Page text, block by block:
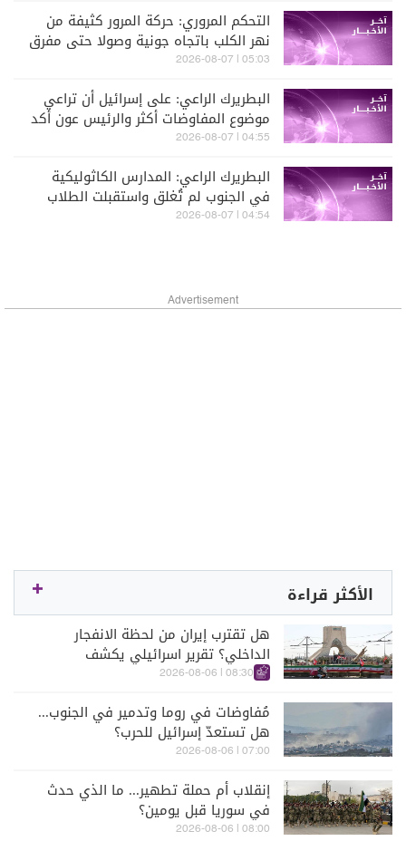
التحكم المروري: حركة المرور كثيفة من
نهر الكلب باتجاه جونية وصولا حتى مفرق
غزير
05:03 | 2026-08-07
البطريرك الراعي: على إسرائيل أن تراعي
موضوع المفاوضات أكثر والرئيس عون أكد
لي أن المفاوضات في روما جيدة
04:55 | 2026-08-07
البطريرك الراعي: المدارس الكاثوليكية
في الجنوب لم تُغلق واستقبلت الطلاب
وتُعالج حاليا وضع الأقساط ونحن مع أهل
04:54 | 2026-08-07
Advertisement
الأكثر قراءة
هل تقترب إيران من لحظة الانفجار
الداخلي؟ تقرير اسرائيلي يكشف
الكواليس
08:30 | 2026-08-06
مُفاوضات في روما وتدمير في الجنوب...
هل تستعدّ إسرائيل للحرب؟
07:00 | 2026-08-06
إنقلاب أم حملة تطهير... ما الذي حدث
في سوريا قبل يومين؟
08:00 | 2026-08-06